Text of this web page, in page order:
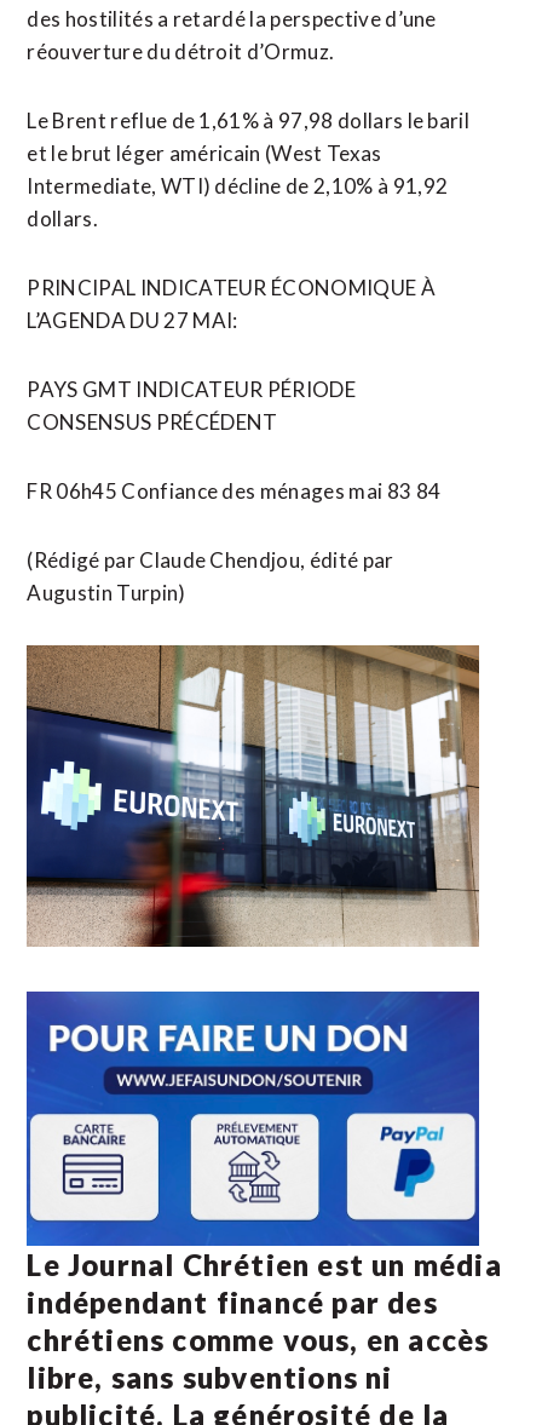
des hostilités a retardé la perspective d’une
réouverture du détroit d’Ormuz.
Le Brent reflue de 1,61% à 97,98 dollars le baril ​
et le brut léger américain (West Texas
Intermediate, WTI) décline de 2,10% à 91,92
dollars.
PRINCIPAL INDICATEUR ÉCONOMIQUE À
L’AGENDA DU ​27 MAI:
PAYS GMT INDICATEUR PÉRIODE
CONSENSUS PRÉCÉDENT
FR 06h45 Confiance des ménages mai 83 84
(Rédigé par Claude Chendjou, édité par
Augustin Turpin)
Le Journal Chrétien est un média
indépendant financé par des
chrétiens comme vous, en accès
libre, sans subventions ni
publicité. La générosité de la